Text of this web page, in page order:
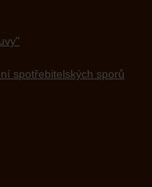
spotřebitelských sporů